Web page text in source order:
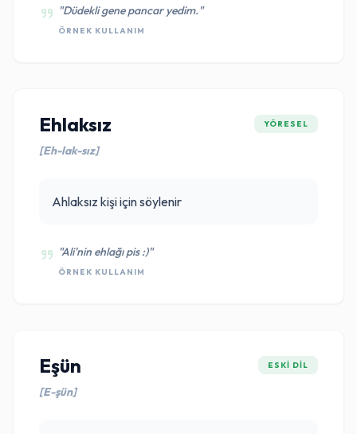
"Düdekli gene pancar yedim."
ÖRNEK KULLANIM
Ehlaksız
[Eh-lak-sız]
YÖRESEL
Ahlaksız kişi için söylenir
"Ali'nin ehlağı pis :)"
ÖRNEK KULLANIM
Eşün
[E-şün]
ESKI DIL